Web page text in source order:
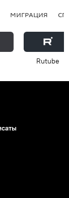
МИГРАЦИЯ
Rutube